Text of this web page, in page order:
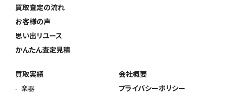
買取査定の流れ
お客様の声
思い出リユース
かんたん査定見積
買取実績
楽器
会社概要
プライバシーポリシー